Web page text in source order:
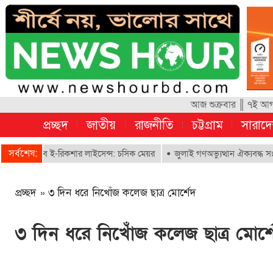
আজ শুক্রবার ║ ৭ই
প্রচ্ছদ জাতীয় রাজনীতি চট্টগ্রাম
সর্বশেষ:
ই-রিকশার লাইসেন্স: চসিক মেয়র জুলাই গণঅভ্যুত্থান ঐক্যবদ্ধ সংগ্রামের
প্রচ্ছদ » ৩ দিন ধরে নিখোঁজ কলেজ ছাত্র মোর্শেদ
৩ দিন ধরে নিখোঁজ কলেজ ছাত্র